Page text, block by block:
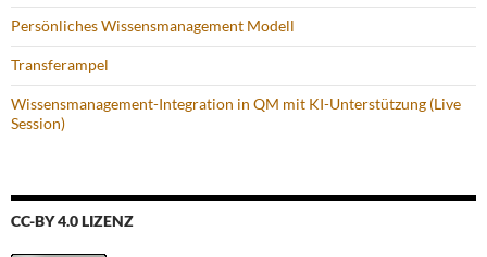
Persönliches Wissensmanagement Modell
Transferampel
Wissensmanagement-Integration in QM mit KI-Unterstützung (Live
Session)
CC-BY 4.0 LIZENZ